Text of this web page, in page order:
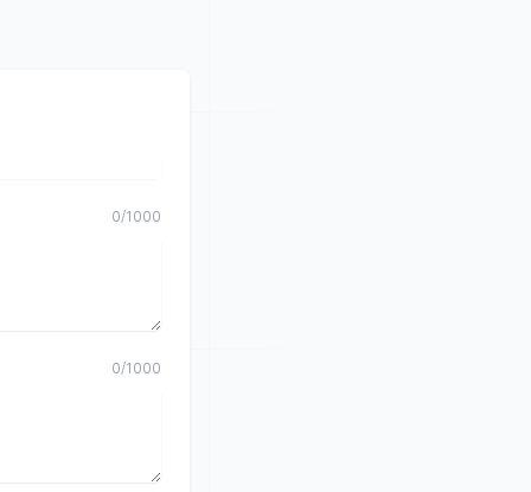
0/1000
0/1000